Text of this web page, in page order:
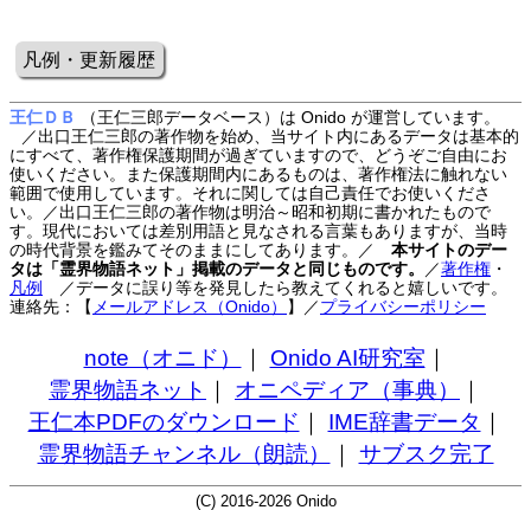
凡例・更新履歴
王仁ＤＢ
（王仁三郎データベース）は Onido が運営しています。
／出口王仁三郎の著作物を始め、当サイト内にあるデータは基本的
にすべて、著作権保護期間が過ぎていますので、どうぞご自由にお
使いください。また保護期間内にあるものは、著作権法に触れない
範囲で使用しています。それに関しては自己責任でお使いくださ
い。／出口王仁三郎の著作物は明治～昭和初期に書かれたもので
す。現代においては差別用語と見なされる言葉もありますが、当時
の時代背景を鑑みてそのままにしてあります。／ 本サイトのデー
タは「霊界物語ネット」掲載のデータと同じものです。
／著作権 ・
凡例
／データに誤り等を発見したら教えてくれると嬉しいです。
連絡先：【 メールアドレス（Onido） 】 ／プライバシーポリシー
note（オニド） Onido AI研究室
霊界物語ネット
オニペディア（事典）
王仁本PDFのダウンロード
IME辞書データ
霊界物語チャンネル（朗読）
サブスク完了
(C) 2016-2026 Onido